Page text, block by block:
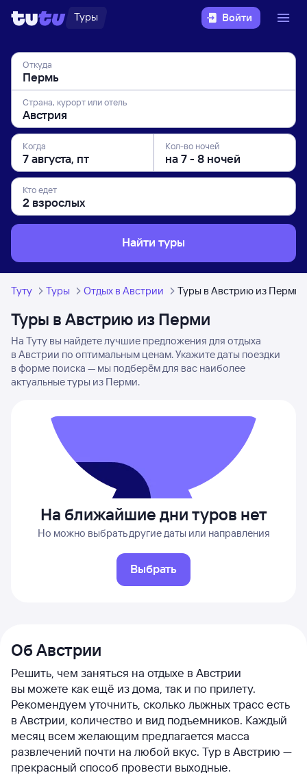
Туры Войти
Откуда
Страна, курорт или отель
Когда Кол-во ночей
Кто едет
Найти туры
Туту Туры Отдых в Австрии Туры в Австрию из Перми
Туры в Австрию из Перми
На Туту вы найдете лучшие предложения для отдыха
в Австрии по оптимальным ценам. Укажите даты поездки
в форме поиска — мы подберём для вас наиболее
актуальные туры из Перми.
На ближайшие дни туров нет
Но можно выбрать другие даты или направления
Выбрать
Об Австрии
Решить, чем заняться на отдыхе в Австрии
вы можете как ещё из дома, так и по прилету.
Рекомендуем уточнить, сколько лыжных трасс есть
в Австрии, количество и вид подъемников. Каждый
месяц всем желающим предлагается масса
развлечений почти на любой вкус. Тур в Австрию —
прекрасный способ провести выходные.